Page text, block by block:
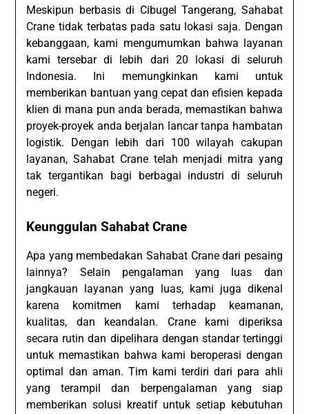
Meskipun berbasis di Cibugel Tangerang, Sahabat
Crane tidak terbatas pada satu lokasi saja. Dengan
kebanggaan, kami mengumumkan bahwa layanan
kami tersebar di lebih dari 20 lokasi di seluruh
Indonesia. Ini memungkinkan kami untuk
memberikan bantuan yang cepat dan efisien kepada
klien di mana pun anda berada, memastikan bahwa
proyek-proyek anda berjalan lancar tanpa hambatan
logistik. Dengan lebih dari 100 wilayah cakupan
layanan, Sahabat Crane telah menjadi mitra yang
tak tergantikan bagi berbagai industri di seluruh
negeri.
Keunggulan Sahabat Crane
Apa yang membedakan Sahabat Crane dari pesaing
lainnya? Selain pengalaman yang luas dan
jangkauan layanan yang luas, kami juga dikenal
karena komitmen kami terhadap keamanan,
kualitas, dan keandalan. Crane kami diperiksa
secara rutin dan dipelihara dengan standar tertinggi
untuk memastikan bahwa kami beroperasi dengan
optimal dan aman. Tim kami terdiri dari para ahli
yang terampil dan berpengalaman yang siap
memberikan solusi kreatif untuk setiap kebutuhan